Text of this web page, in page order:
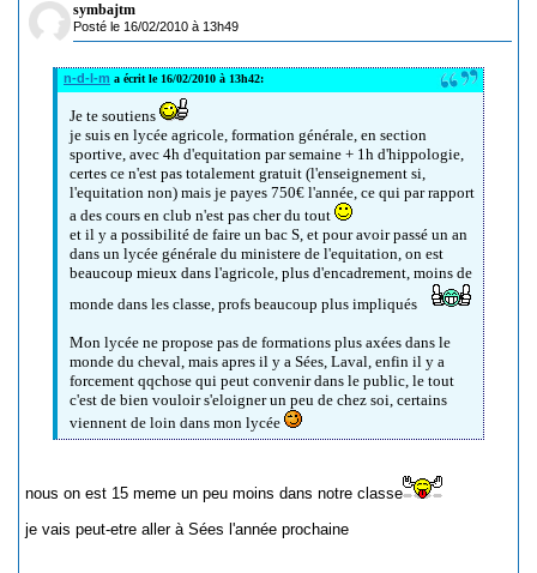
symbajtm
Posté le 16/02/2010 à 13h49
n-d-l-m a écrit le 16/02/2010 à 13h42:
Je te soutiens
je suis en lycée agricole, formation générale, en section
sportive, avec 4h d'equitation par semaine + 1h d'hippologie,
certes ce n'est pas totalement gratuit (l'enseignement si,
l'equitation non) mais je payes 750€ l'année, ce qui par rapport
a des cours en club n'est pas cher du tout
et il y a possibilité de faire un bac S, et pour avoir passé un an
dans un lycée générale du ministere de l'equitation, on est
beaucoup mieux dans l'agricole, plus d'encadrement, moins de
monde dans les classe, profs beaucoup plus impliqués
Mon lycée ne propose pas de formations plus axées dans le
monde du cheval, mais apres il y a Sées, Laval, enfin il y a
forcement qqchose qui peut convenir dans le public, le tout
c'est de bien vouloir s'eloigner un peu de chez soi, certains
viennent de loin dans mon lycée
nous on est 15 meme un peu moins dans notre classe
je vais peut-etre aller à Sées l'année prochaine